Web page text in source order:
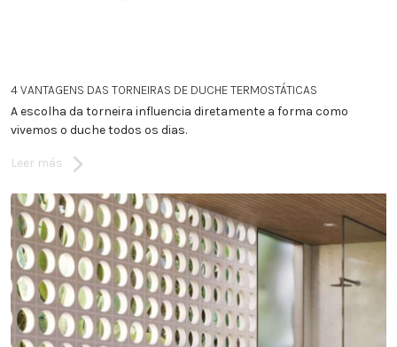
4 VANTAGENS DAS TORNEIRAS DE DUCHE TERMOSTÁTICAS
A escolha da torneira influencia diretamente a forma como
vivemos o duche todos os dias.
Leer más